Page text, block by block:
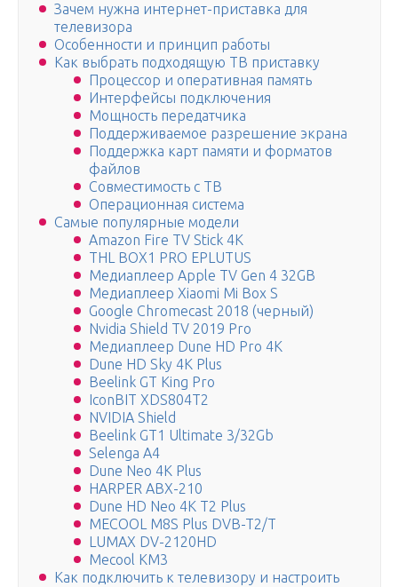
Зачем нужна интернет-приставка для
телевизора
Особенности и принцип работы
Как выбрать подходящую ТВ приставку
Процессор и оперативная память
Интерфейсы подключения
Мощность передатчика
Поддерживаемое разрешение экрана
Поддержка карт памяти и форматов
файлов
Совместимость с ТВ
Операционная система
Самые популярные модели
Amazon Fire TV Stick 4K
THL BOX1 PRO EPLUTUS
Медиаплеер Apple TV Gen 4 32GB
Медиаплеер Xiaomi Mi Box S
Google Chromecast 2018 (черный)
Nvidia Shield TV 2019 Pro
Медиаплеер Dune HD Pro 4K
Dune HD Sky 4K Plus
Beelink GT King Pro
IconBIT XDS804T2
NVIDIA Shield
Beelink GT1 Ultimate 3/32Gb
Selenga A4
Dune Neo 4K Plus
HARPER ABX-210
Dune HD Neo 4K T2 Plus
MECOOL M8S Plus DVB-T2/T
LUMAX DV-2120HD
Mecool KM3
Как подключить к телевизору и настроить